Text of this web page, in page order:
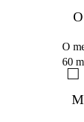
O
O
60
M